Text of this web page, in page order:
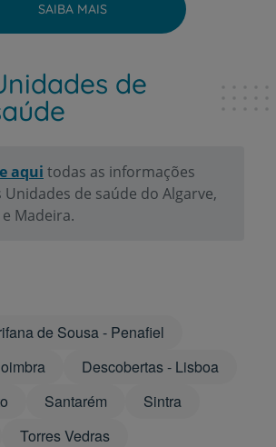
SAIBA MAIS
de
aqui todas as informações
Unidades de saúde do Algarve,
Madeira.
de Sousa - Penafiel
Descobertas - Lisboa
Santarém
Sintra
Torres Vedras